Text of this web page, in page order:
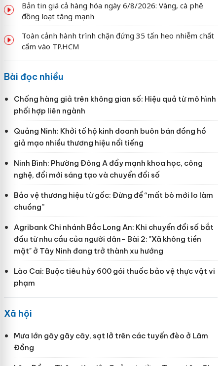
Bản tin giá cả hàng hóa ngày 6/8/2026: Vàng, cà phê
đồng loạt tăng mạnh
Toàn cảnh hành trình chặn đứng 35 tấn heo nhiễm chất
cấm vào TP.HCM
Bài đọc nhiều
Chống hàng giả trên không gian số: Hiệu quả từ mô hình
phối hợp liên ngành
Quảng Ninh: Khởi tố hộ kinh doanh buôn bán đồng hồ
giả mạo nhiều thương hiệu nổi tiếng
Ninh Bình: Phường Đông A đẩy mạnh khoa học, công
nghệ, đổi mới sáng tạo và chuyển đổi số
Bảo vệ thương hiệu từ gốc: Đừng để “mất bò mới lo làm
chuồng”
Agribank Chi nhánh Bắc Long An: Khi chuyển đổi số bắt
đầu từ nhu cầu của người dân- Bài 2: "Xã không tiền
mặt" ở Tây Ninh đang trở thành xu hướng
Lào Cai: Buộc tiêu hủy 600 gói thuốc bảo vệ thực vật vi
phạm
Xã hội
Mưa lớn gây gãy cây, sạt lở trên các tuyến đèo ở Lâm
Đồng